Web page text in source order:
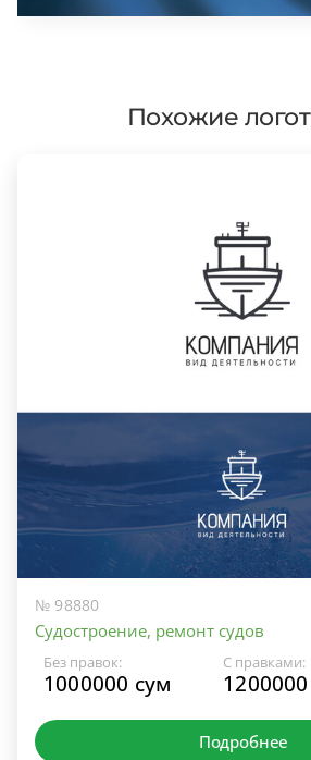
Похожие
№ 98880
Судостроение, ремонт судов
Без правок:
1000000 сум
С правками:
Подробнее